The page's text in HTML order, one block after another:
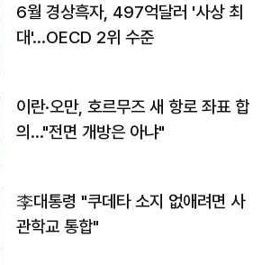
6월 경상흑자, 497억달러 '사상 최
대'…OECD 2위 수준
이란·오만, 호르무즈 새 항로 좌표 합
의…"전면 개방은 아냐"
李대통령 "쿠데타 소지 없애려면 사
관학교 통합"